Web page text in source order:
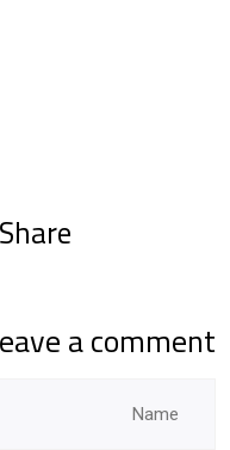
Share:
a comment